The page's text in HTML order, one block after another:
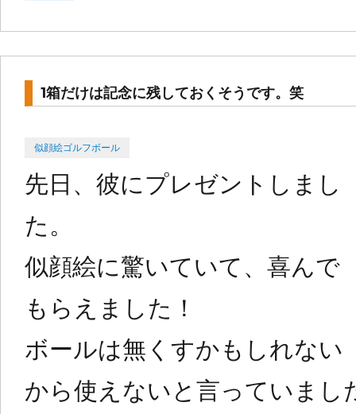
1箱だけは記念に残しておくそうです。笑
Posted
on
似顔絵ゴルフボール
先日、彼にプレゼントしまし
た。
似顔絵に驚いていて、喜んで
もらえました！
ボールは無くすかもしれない
から使えないと言っていまし